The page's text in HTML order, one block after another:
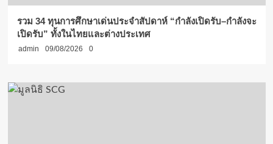
รวม 34 ทุนการศึกษาเด่นประจำสัปดาห์ “กำลังเปิดรับ–กำลังจะ
เปิดรับ” ทั้งในไทยและต่างประเทศ
admin 09/08/2026 0